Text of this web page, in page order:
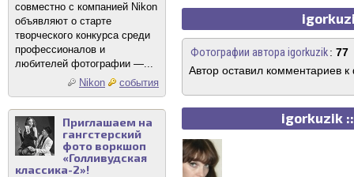
совместно с компанией Nikon
объявляют о старте
творческого конкурса среди
профессионалов и
любителей фотографии —...
Nikon
события
Приглашаем на
гангстерский
фото воркшоп
«Голливудская
классика-2»!
Фотографии автора igorkuzik: 77
Автор оставил комментариев
igorkuzik